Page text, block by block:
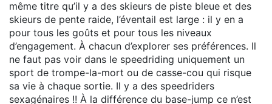
même titre qu’il y a des skieurs de piste bleue et des
skieurs de pente raide, l’éventail est large : il y en a
pour tous les goûts et pour tous les niveaux
d’engagement. À chacun d’explorer ses préférences. Il
ne faut pas voir dans le speedriding uniquement un
sport de trompe-la-mort ou de casse-cou qui risque
sa vie à chaque sortie. Il y a des speedriders
sexagénaires !! À la différence du base-jump ce n’est